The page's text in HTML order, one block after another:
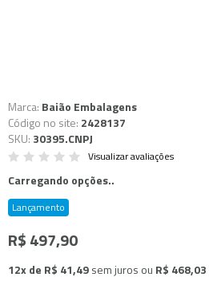
Marca: Baião Embalagens
Código no site: 2428137
SKU: 30395.CNPJ
Visualizar avaliações
Carregando opções..
Lançamento
R$ 497,90
12x de R$ 41,49sem juros ou R$ 468,03